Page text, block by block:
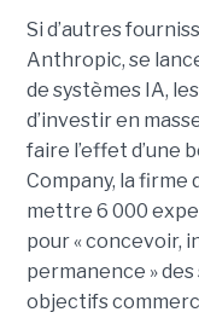
Si d’autres
Anthropic, se
de systèmes IA,
d’investir en
faire l’effet d’une
Company, la firme
mettre 6 000
pour « concevoir,
permanence »
objectifs